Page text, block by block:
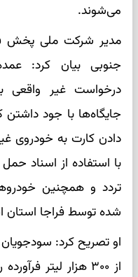
می‌شوند.
مدیر شرکت ملی پخش
جنوبی بیان کرد:
درخواست غیر واقعی
جایگاه‌ها با جود داشتن
دادن کارت به خودروی
با استفاده از اسناد
تردد و همچنین
شده توسط فراجا
او تصریح کرد:
از ۳۰۰ هزار لیتر